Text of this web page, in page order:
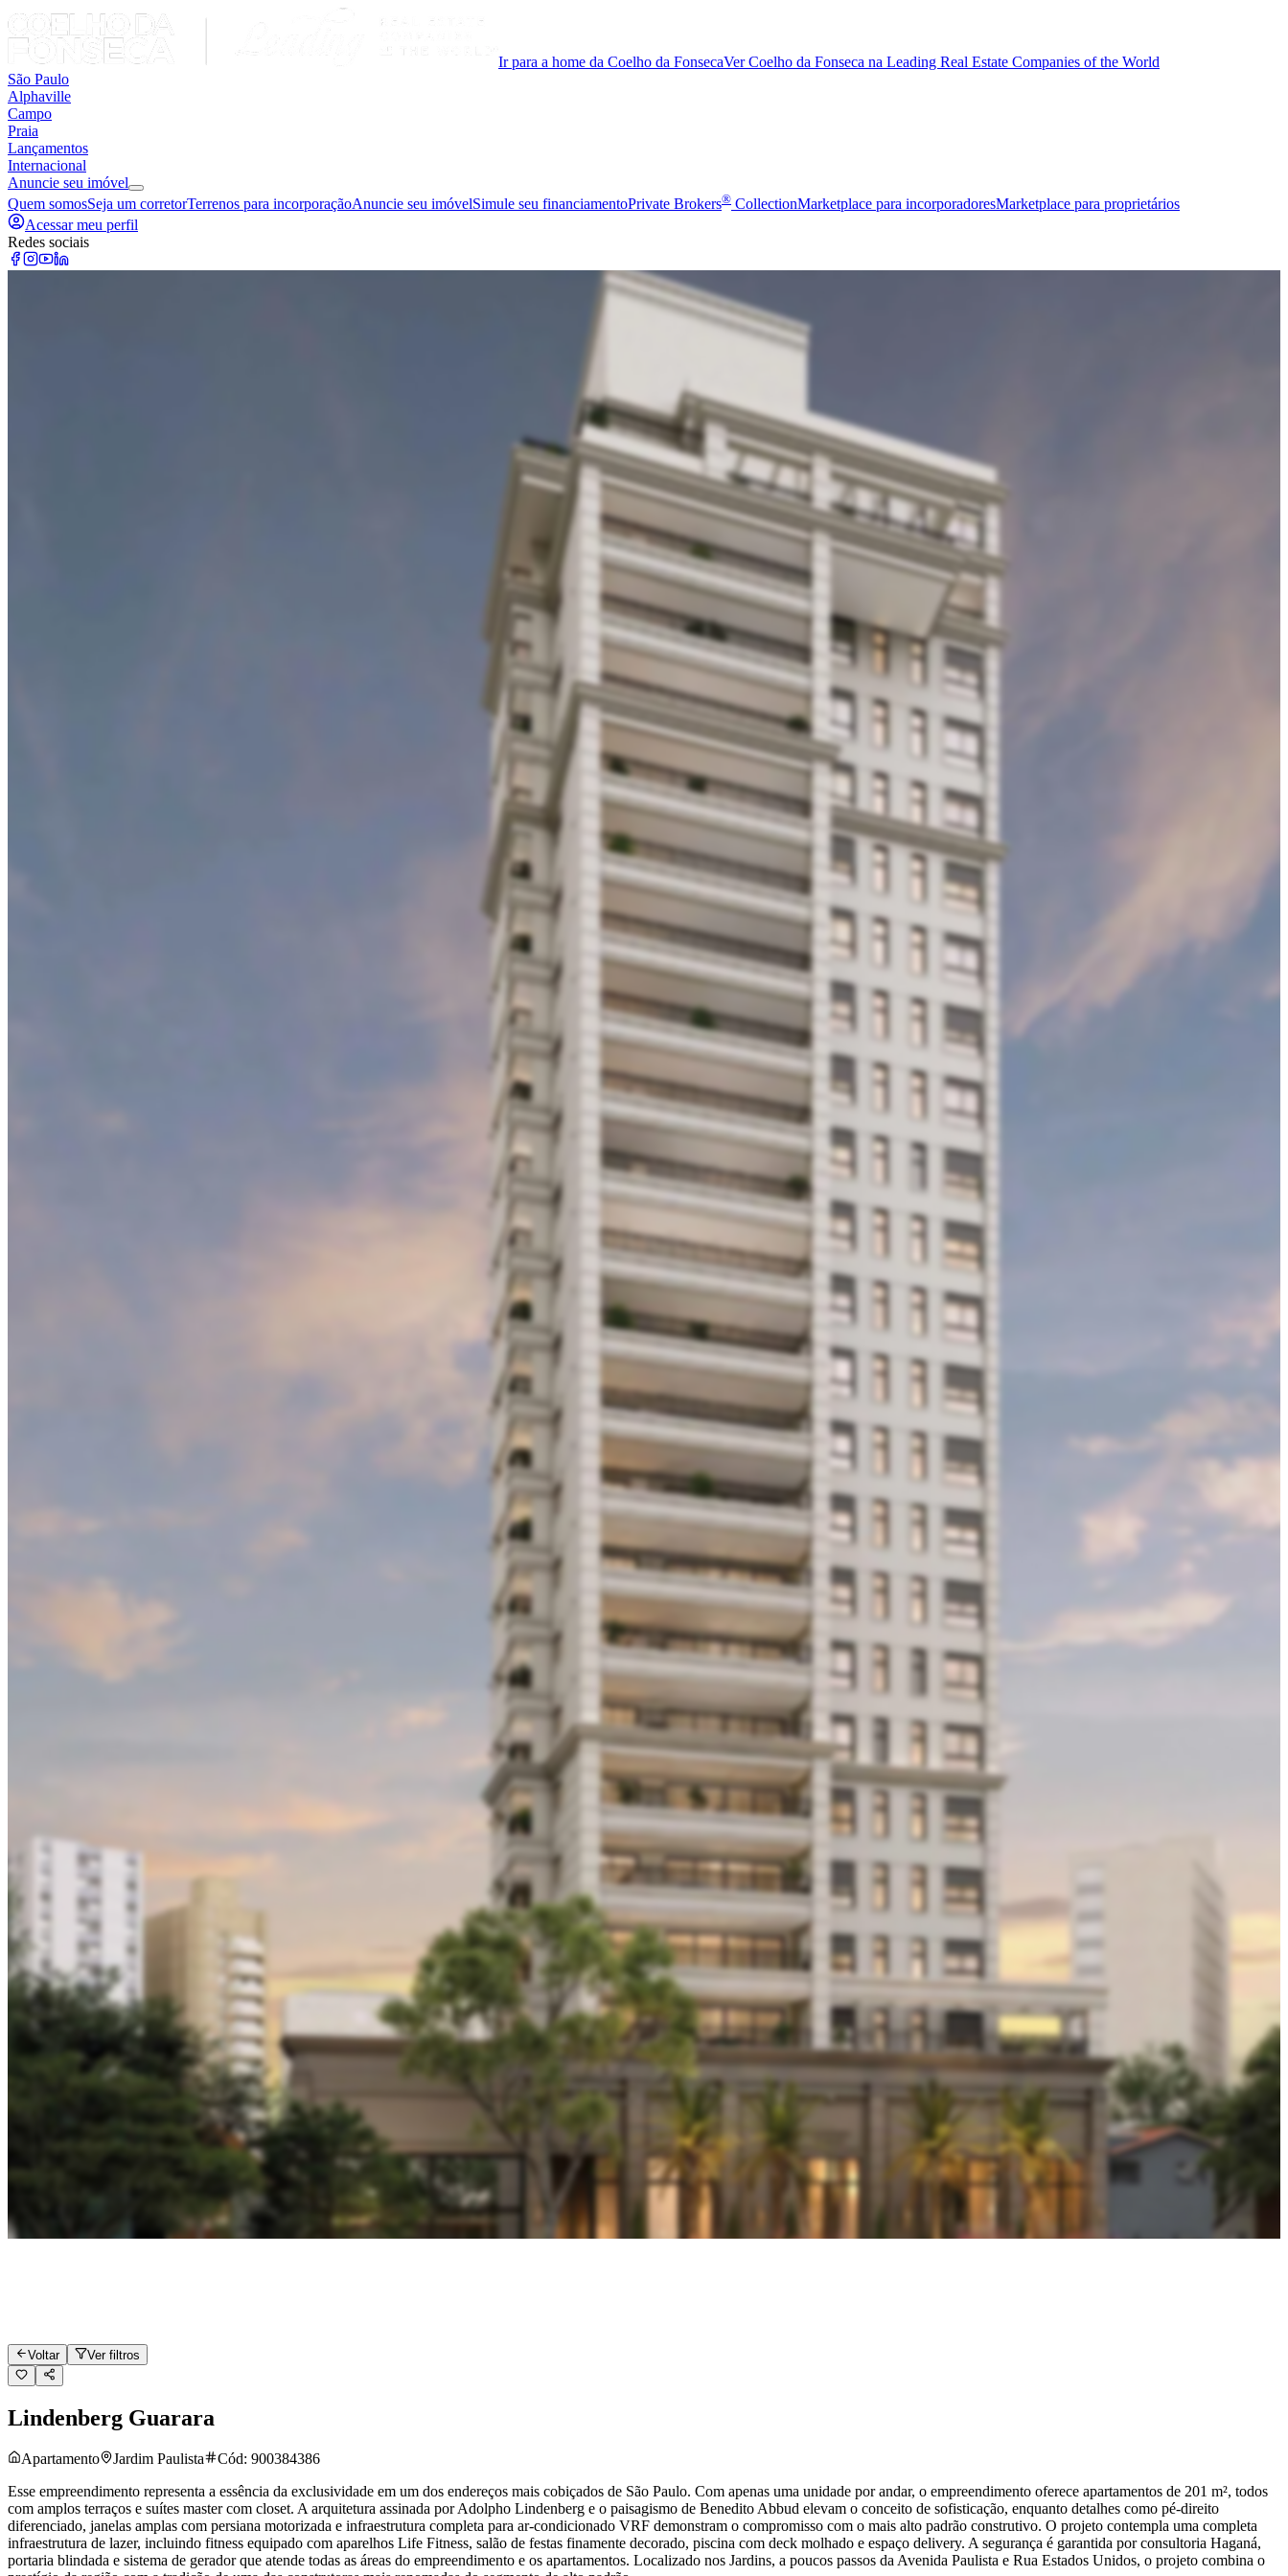
Ir para a home da Coelho da FonsecaVer Coelho da Fonseca na Leading Real Estate Companies of the World
São Paulo
Alphaville
Campo
Praia
Lançamentos
Internacional
Anuncie seu imóvel
Quem somosSeja um corretorTerrenos para incorporaçãoAnuncie seu imóvelSimule seu financiamentoPrivate Brokers® CollectionMarketplace para incorporadoresMarketplace para proprietários
Acessar meu perfil
Redes sociais
Voltar Ver filtros
Lindenberg Guarara
Apartamento Jardim Paulista Cód: 900384386
Esse empreendimento representa a essência da exclusividade em um dos endereços mais cobiçados de São Paulo. Com apenas uma unidade por andar, o empreendimento oferece apartamentos de 201 m², todos
com amplos terraços e suítes master com closet. A arquitetura assinada por Adolpho Lindenberg e o paisagismo de Benedito Abbud elevam o conceito de sofisticação, enquanto detalhes como pé-direito
diferenciado, janelas amplas com persiana motorizada e infraestrutura completa para ar-condicionado VRF demonstram o compromisso com o mais alto padrão construtivo. O projeto contempla uma completa
infraestrutura de lazer, incluindo fitness equipado com aparelhos Life Fitness, salão de festas finamente decorado, piscina com deck molhado e espaço delivery. A segurança é garantida por consultoria Haganá,
portaria blindada e sistema de gerador que atende todas as áreas do empreendimento e os apartamentos. Localizado nos Jardins, a poucos passos da Avenida Paulista e Rua Estados Unidos, o projeto combina o